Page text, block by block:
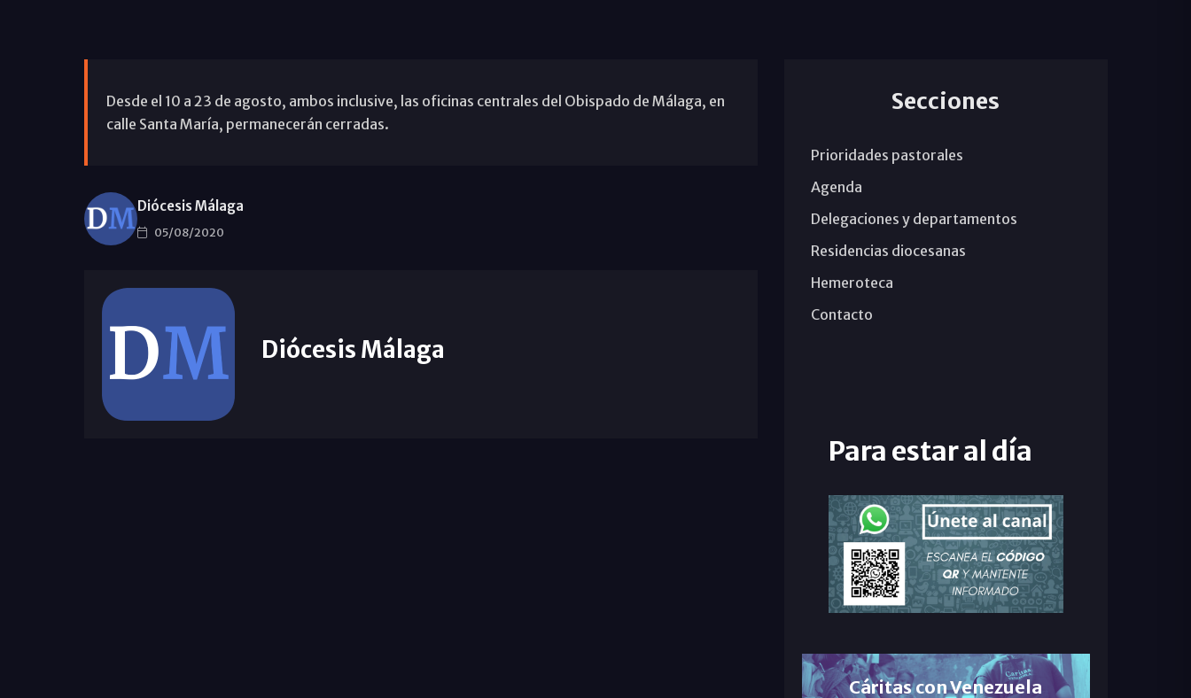
Desde el 10 a 23 de agosto, ambos inclusive, las oficinas centrales del Obispado de Málaga, en
calle Santa María, permanecerán cerradas.
Diócesis Málaga
05/08/2020
Diócesis Málaga
Secciones
Prioridades pastorales
Agenda
Delegaciones y departamentos
Residencias diocesanas
Hemeroteca
Contacto
Para estar al día
Cáritas con Venezuela